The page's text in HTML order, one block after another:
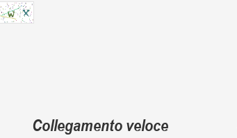
Collegamento veloce